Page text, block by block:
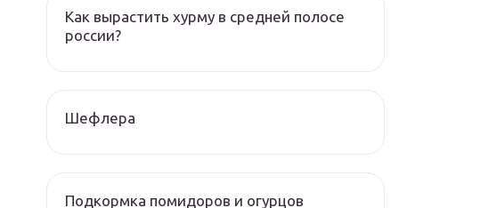
Как вырастить хурму в средней полосе
россии?
Шефлера
Подкормка помидоров и огурцов